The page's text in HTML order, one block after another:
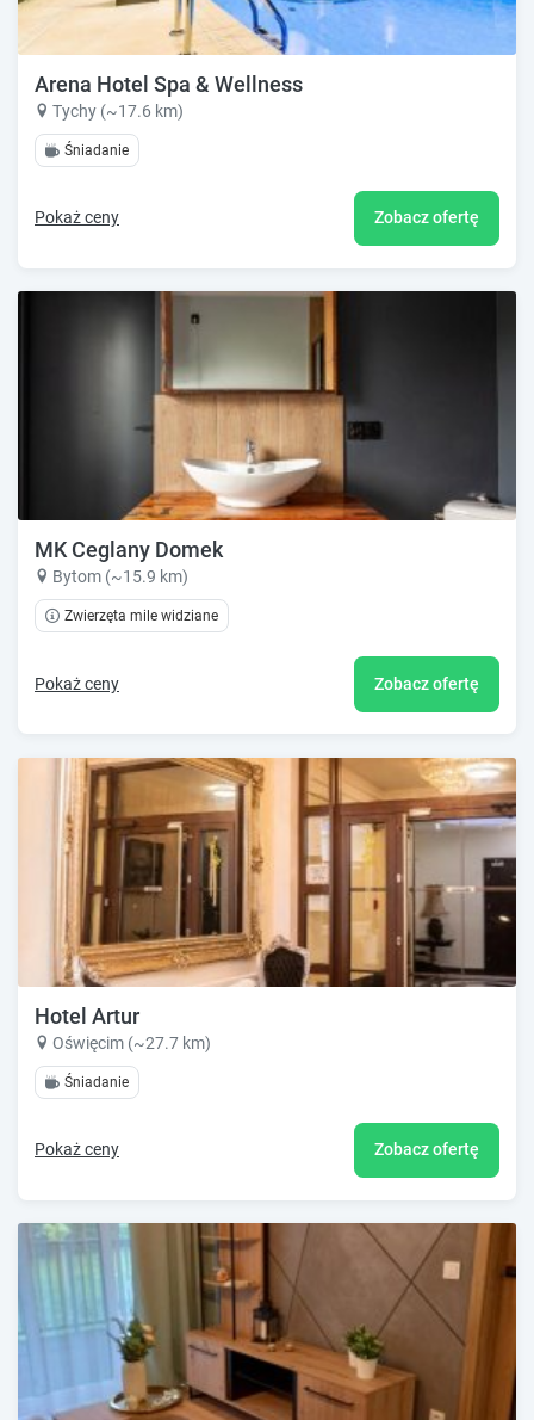
Arena Hotel Spa & Wellness
Tychy (~17.6 km)
Śniadanie
Pokaż ceny Zobacz ofertę
MK Ceglany Domek
Bytom (~15.9 km)
Zwierzęta mile widziane
Pokaż ceny Zobacz ofertę
Hotel Artur
Oświęcim (~27.7 km)
Śniadanie
Pokaż ceny Zobacz ofertę